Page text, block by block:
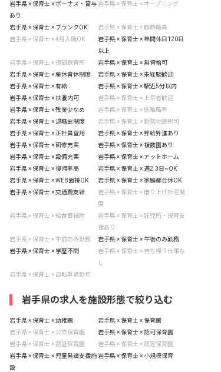
岩手県 × 保育士 × ボーナス・賞与
あり
岩手県 × 保育士 × オープニング
岩手県 × 保育士 × ブランクOK
岩手県 × 保育士 × 臨時職員
岩手県 × 保育士 × 4月入職OK
岩手県 × 保育士 × 年間休日120日
以上
岩手県 × 保育士 × 夜間保育所
岩手県 × 保育士 × 無資格可
岩手県 × 保育士 × 産休育休制度
岩手県 × 保育士 × 未経験歓迎
岩手県 × 保育士 × 有給
岩手県 × 保育士 × 駅近5分以内
岩手県 × 保育士 × 扶養内可
岩手県 × 保育士 × 上京者歓迎
岩手県 × 保育士 × 残業少なめ
岩手県 × 保育士 × 低離職率
岩手県 × 保育士 × 退職金制度
岩手県 × 保育士 × 勤務地選択可
岩手県 × 保育士 × 正社員登用
岩手県 × 保育士 × 昇給昇進あり
岩手県 × 保育士 × 研修充実
岩手県 × 保育士 × 複数園あり
岩手県 × 保育士 × 設備充実
岩手県 × 保育士 × アットホーム
岩手県 × 保育士 × 復帰率高
岩手県 × 保育士 × 週2.3日~OK
岩手県 × 保育士 × WEB面接OK
岩手県 × 保育士 × 家庭都合休OK
岩手県 × 保育士 × 交通費支給
岩手県 × 保育士 × 借り上げ社宅制
度
岩手県 × 保育士 × 給食費補助
岩手県 × 保育士 × 託児所・保育支
援あり
岩手県 × 保育士 × 午前のみ勤務
岩手県 × 保育士 × 午後のみ勤務
岩手県 × 保育士 × 学歴不問
岩手県 × 保育士 × 持ち帰り仕事な
し
岩手県 × 保育士 × 自転車通勤可
岩手県の求人を施設形態で絞り込む
岩手県 × 保育士 × 幼稚園
岩手県 × 保育士 × 保育園
岩手県 × 保育士 × 公立保育園
岩手県 × 保育士 × 認可保育園
岩手県 × 保育士 × 認証保育園
岩手県 × 保育士 × 認定保育園
岩手県 × 保育士 × 児童発達支援施
設
岩手県 × 保育士 × 小規模保育